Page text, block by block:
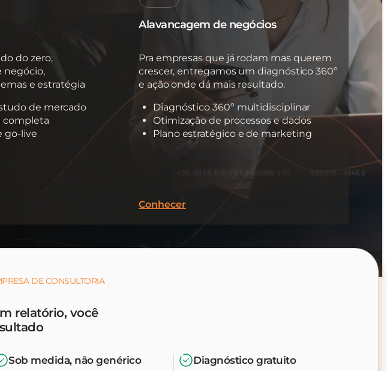
do zero,
negócio,
e estratégia
de mercado
completa
go-live
Alavancagem de negócios
Pra empresas que já rodam mas querem
crescer, entregamos um diagnóstico 360º
e ação onde dá mais resultado.
Diagnóstico 360º multidisciplinar
Otimização de processos e dados
Plano estratégico e de marketing
Conhecer
DE CONSULTORIA
relatório, você
Sob medida, não genérico Diagnóstico gratuito